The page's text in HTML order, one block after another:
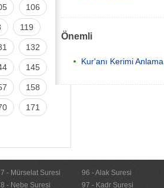
106
119
132
145
158
171
Önemli
Kur'anı Kerimi Anlama
- Mürselat Suresi
- Nebe Suresi
96 - Alak Suresi
97 - Kadr Suresi